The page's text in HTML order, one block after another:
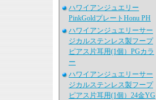
ハワイアンジュエリー
PinkGoldプレートHonu PH
ハワイアンジュエリーサー
ジカルステンレス製フープ
ピアス片耳用(1個）PGカラ
ー
ハワイアンジュエリーサー
ジカルステンレス製フープ
ピアス片耳用(1個）24金YG